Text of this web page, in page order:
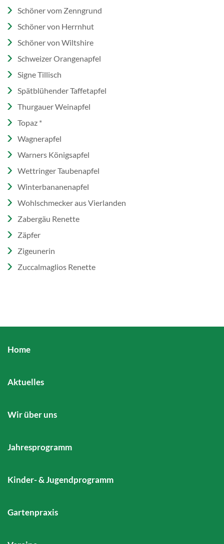
Schöner vom Zenngrund
Schöner von Herrnhut
Schöner von Wiltshire
Schweizer Orangenapfel
Signe Tillisch
Spätblühender Taffetapfel
Thurgauer Weinapfel
Topaz *
Wagnerapfel
Warners Königsapfel
Wettringer Taubenapfel
Winterbananenapfel
Wohlschmecker aus Vierlanden
Zabergäu Renette
Zäpfer
Zigeunerin
Zuccalmaglios Renette
Home
Aktuelles
Wir über uns
Jahresprogramm
Kinder- & Jugendprogramm
Gartenpraxis